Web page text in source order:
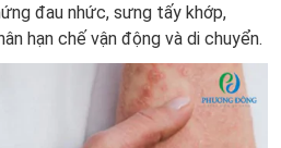
đau nhức, sưng tấy khớp,
hạn chế vận động và di chuyển.